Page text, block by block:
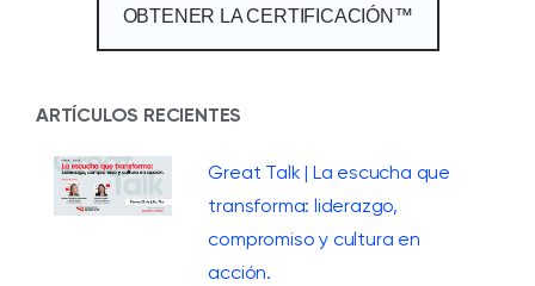
OBTENER LA CERTIFICACIÓN™
ARTÍCULOS RECIENTES
Great Talk | La escucha que
transforma: liderazgo,
compromiso y cultura en
acción.